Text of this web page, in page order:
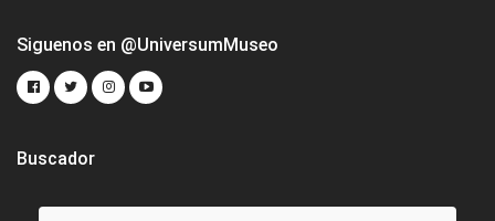
Siguenos en @UniversumMuseo
Buscador